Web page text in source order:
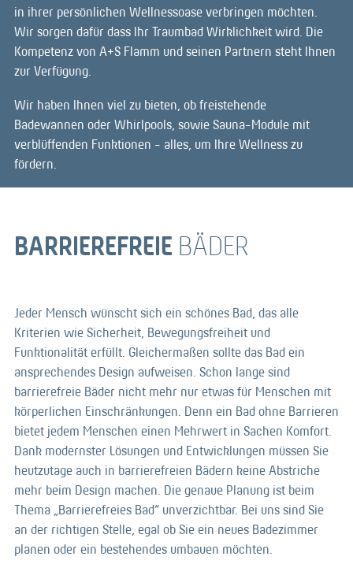
in ihrer persönlichen Wellnessoase verbringen möchten.
Wir sorgen dafür dass Ihr Traumbad Wirklichkeit wird. Die
Kompetenz von A+S Flamm und seinen Partnern steht Ihnen
zur Verfügung.
Wir haben Ihnen viel zu bieten, ob freistehende
Badewannen oder Whirlpools, sowie Sauna-Module mit
verblüffenden Funktionen - alles, um Ihre Wellness zu
fördern.
BARRIEREFREIE BÄDER
Jeder Mensch wünscht sich ein schönes Bad, das alle
Kriterien wie Sicherheit, Bewegungsfreiheit und
Funktionalität erfüllt. Gleichermaßen sollte das Bad ein
ansprechendes Design aufweisen. Schon lange sind
barrierefreie Bäder nicht mehr nur etwas für Menschen mit
körperlichen Einschränkungen. Denn ein Bad ohne Barrieren
bietet jedem Menschen einen Mehrwert in Sachen Komfort.
Dank modernster Lösungen und Entwicklungen müssen Sie
heutzutage auch in barrierefreien Bädern keine Abstriche
mehr beim Design machen. Die genaue Planung ist beim
Thema „Barrierefreies Bad“ unverzichtbar. Bei uns sind Sie
an der richtigen Stelle, egal ob Sie ein neues Badezimmer
planen oder ein bestehendes umbauen möchten.